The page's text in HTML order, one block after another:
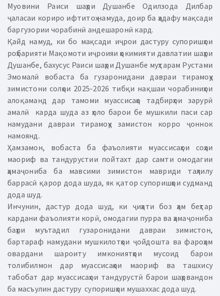
Муовини Раиси шаҳри Душанбе Одилзода Дилбар
ҷаласаи кориро ифтитоҳ намуда, доир ба ҳадафу мақсади
баргузории чорабинӣ андешаронӣ кард.
Қайд намуд, ки бо мақсади иҷрои дастуру супоришҳои
роҳбарияти Мақомоти иҷроияи ҳокимияти давлатии шаҳри
Душанбе, бахусус Раиси шаҳри Душанбе муҳтарам Рустами
Эмомалӣ вобаста ба гузаронидани давраи тирамоҳу
зимистони солҳои 2025-2026 тибқи нақшаи чорабиниҳои
алоқаманд дар тамоми муассисаҳо тадбирҳои зарурӣ
амалӣ карда шуда аз ҳоло барои бе мушкили паси сар
намудани давраи тирамоҳу замистон корро ҷоннок
намоянд.
Ҳамзамон, вобаста ба фаъолияти муассисаҳои соҳаи
маориф ва тандурустии пойтахт дар самти омодагии
ҳамаҷониба ба мавсими зимистон мавриди таҳлилу
баррасӣ қарор дода шуда, як қатор супоришҳои судманд
дода шуд.
Инчунин, дастур дода шуд, ки ҷиҳати боз ҳам беҳтар
кардани фаъолияти корӣ, омодагии пурра ва ҳамаҷониба
баҳри муътадил гузаронидани давраи зимистон,
бартараф намудани мушкилотҳои ҷойдошта ва фароҳам
овардани шароиту имкониятҳои мусоид барои
толибилмон дар муассисаҳои маориф ва ташхису
табобат дар муассисаҳои тандурустӣ барои шаҳрвандон
ба масъулин дастуру супоришҳои мушаххас дода шуд.